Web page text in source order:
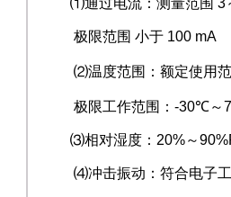
⑴通过电流：测量范围 3
极限范围 小于 100 mA
⑵温度范围：额定使用
极限工作范围：-30℃～
⑶相对湿度： 20%～
⑷冲击振动：符合电子